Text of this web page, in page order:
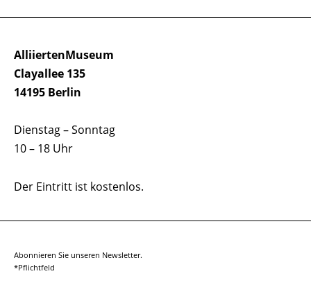
AlliiertenMuseum
Clayallee 135
14195 Berlin
Dienstag – Sonntag
10 – 18 Uhr
Der Eintritt ist kostenlos.
Abonnieren Sie unseren Newsletter.
*Pflichtfeld